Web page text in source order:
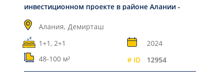
инвестиционном проекте в районе Алании -
Демирташ
Алания, Демирташ
1+1, 2+1
2024
48-100 м²
# ID 12954